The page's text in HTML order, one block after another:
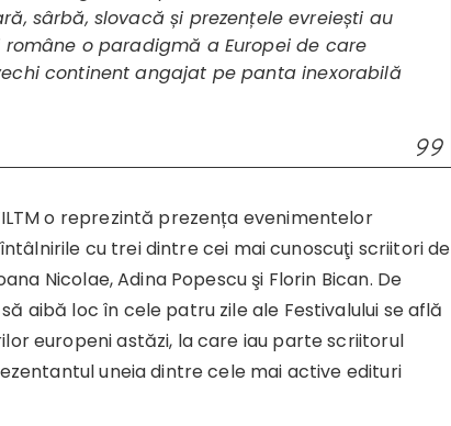
sârbă, slovacă și prezențele evreiești au
o paradigmă a Europei de care
continent angajat pe panta inexorabilă
o reprezintă prezența evenimentelor
cu trei dintre cei mai cunoscuţi scriitori de
Nicolae, Adina Popescu şi Florin Bican. De
aibă loc în cele patru zile ale Festivalului se află
europeni astăzi, la care iau parte scriitorul
uneia dintre cele mai active edituri